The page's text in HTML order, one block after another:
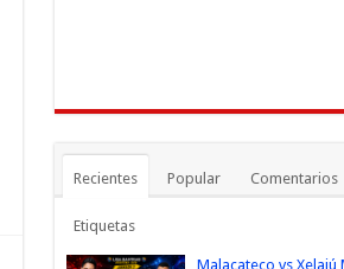
Recientes Popular Comentarios
Etiquetas
Malacateco vs Xelajú